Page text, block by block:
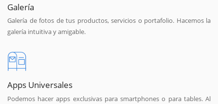
Galería
Galería de fotos de tus productos, servicios o portafolio. Hacemos la
galería intuitiva y amigable.
Apps Universales
Podemos hacer apps exclusivas para smartphones o para tables. Al